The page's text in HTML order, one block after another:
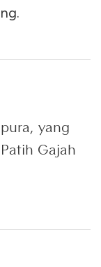
yang
Gajah